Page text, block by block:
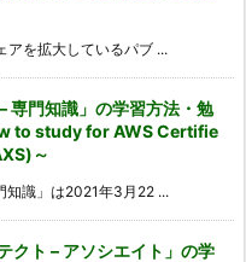
を拡大しているパブ ...
専門知識」の学習方法・勉
to study for AWS Certifie
～
知識」は2021年3月22 ...
クト – アソシエイト」の学